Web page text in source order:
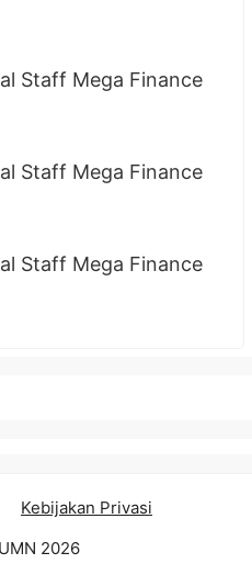
Staff Mega Finance
Staff Mega Finance
Staff Mega Finance
Kebijakan Privasi
2026